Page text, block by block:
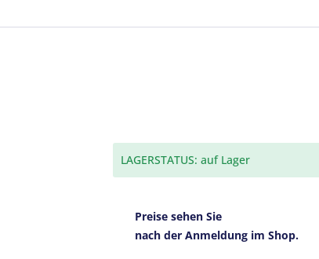
LAGERSTATUS: auf Lager
Preise sehen Sie
nach der Anmeldung im Shop.